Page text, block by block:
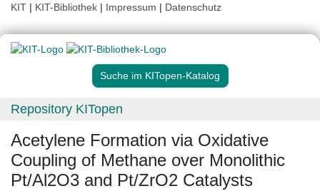
KIT | KIT-Bibliothek | Impressum | Datenschutz
Suche im KITopen-Katalog
Repository KITopen
Acetylene Formation via Oxidative
Coupling of Methane over Monolithic
Pt/Al2O3 and Pt/ZrO2 Catalysts